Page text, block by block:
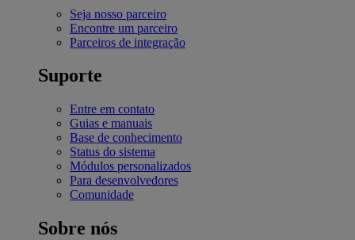
Seja nosso parceiro
Encontre um parceiro
Parceiros de integração
Suporte
Entre em contato
Guias e manuais
Base de conhecimento
Status do sistema
Módulos personalizados
Para desenvolvedores
Comunidade
Sobre nós